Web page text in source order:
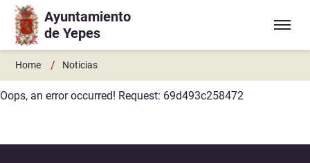
Ir a contenido principal
Ayuntamiento
de Yepes
Home / Noticias
Oops, an error occurred! Request: 69d493c258472